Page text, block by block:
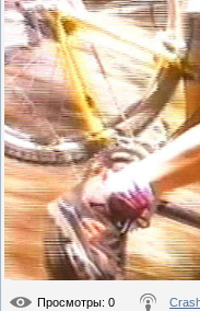
Просмотры: 0